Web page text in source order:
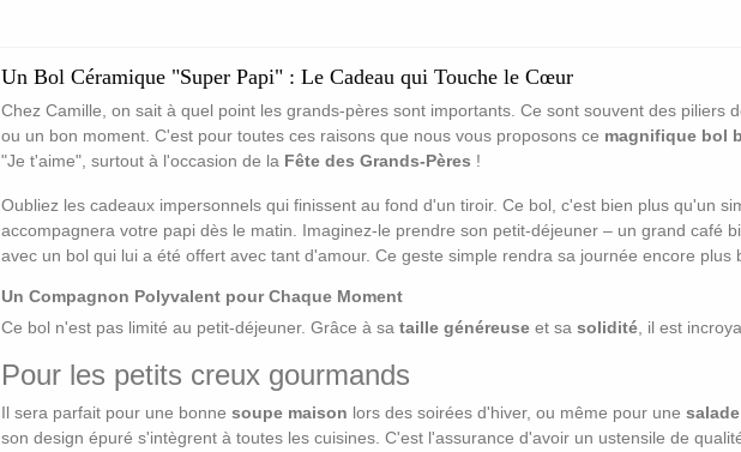
Un Bol Céramique "Super Papi" : Le Cadeau qui Touche le Cœur
Chez Camille, on sait à quel point les grands-pères sont importants. Ce sont souvent des piliers
ou un bon moment. C'est pour toutes ces raisons que nous vous proposons ce magnifique bol
"Je t'aime", surtout à l'occasion de la Fête des Grands-Pères !
Oubliez les cadeaux impersonnels qui finissent au fond d'un tiroir. Ce bol, c'est bien plus qu'un
accompagnera votre papi dès le matin. Imaginez-le prendre son petit-déjeuner – un grand café
avec un bol qui lui a été offert avec tant d'amour. Ce geste simple rendra sa journée encore plus
Un Compagnon Polyvalent pour Chaque Moment
Ce bol n'est pas limité au petit-déjeuner. Grâce à sa taille généreuse et sa solidité , il est
Pour les petits creux gourmands
Il sera parfait pour une bonne soupe maison lors des soirées d'hiver, ou même pour une
son design épuré s'intègrent à toutes les cuisines. C'est l'assurance d'avoir un ustensile de